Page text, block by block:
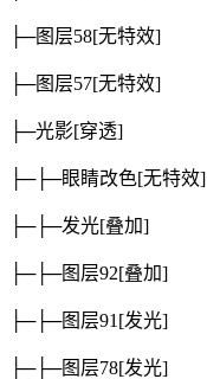
├─图层58[无特效]
├─图层57[无特效]
├─光影[穿透]
├─├─眼睛改色[无特效]
├─├─发光[叠加]
├─├─图层92[叠加]
├─├─图层91 [发光]
├─├─图层78[发光]